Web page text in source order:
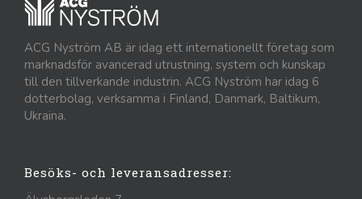
ACG Nyström AB är idag ett internationellt företag som
marknadsför avancerad utrustning, system och kunskap
till den tillverkande industrin. ACG Nyström har idag 6
dotterbolag, verksamma i Finland, Danmark, Baltikum,
Ukraina.
Besöks- och leveransadresser: